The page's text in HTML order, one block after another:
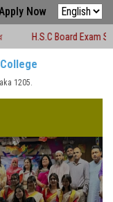
Now
Board Exam Seat Plan (
1205.